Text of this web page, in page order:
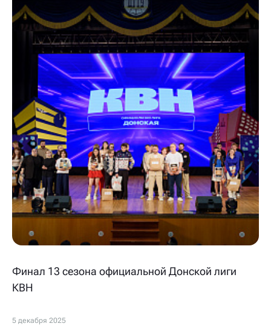
Финал 13 сезона официальной Донской лиги
КВН
5 декабря 2025